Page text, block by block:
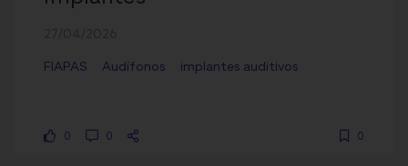
FIAPAS Audífonos implantes auditivos
0 0 0